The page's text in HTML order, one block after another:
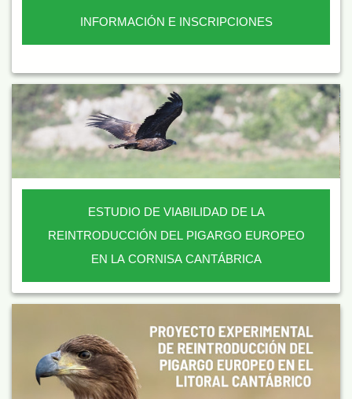
INFORMACIÓN E INSCRIPCIONES
ESTUDIO DE VIABILIDAD DE LA
REINTRODUCCIÓN DEL PIGARGO EUROPEO
EN LA CORNISA CANTÁBRICA